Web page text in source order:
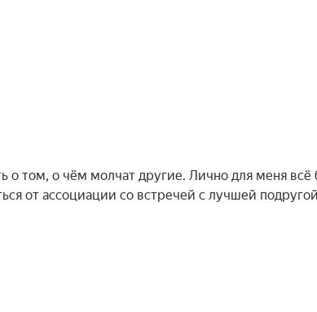
о том, о чём молчат другие. Лично для меня всё
от ассоциации со встречей с лучшей